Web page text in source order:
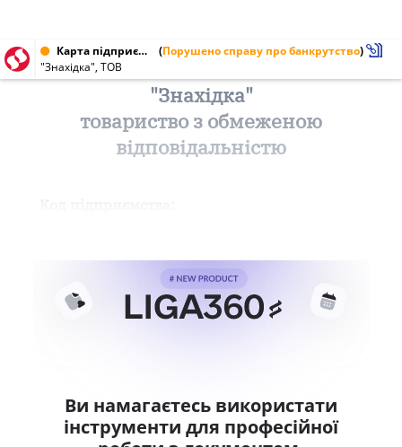
Карта підприємства від 30.07.1998 (Порушено справу про банкрутство)
"Знахідка", ТОВ
"Знахідка"
товариство з обмеженою
відповідальністю
Ви намагаєтесь використати
інструменти для професійної